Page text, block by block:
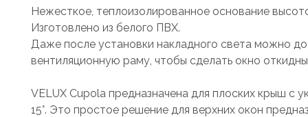
Нежесткое, теплоизолированное основание
Изготовлено из белого ПВХ.
Даже после установки накладного света можно
вентиляционную раму, чтобы сделать окно
VELUX Cupola предназначена для плоских крыш с
15°. Это простое решение для верхних окон